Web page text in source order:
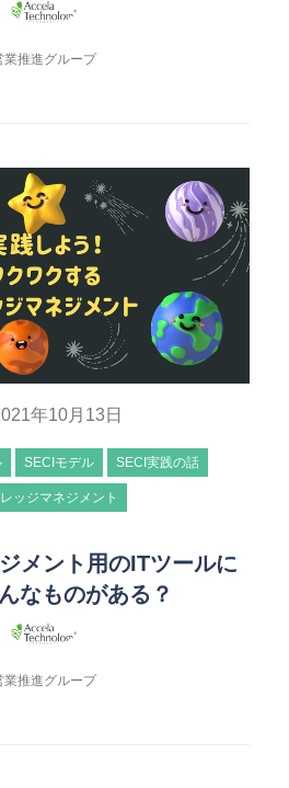
業推進グループ
年10月13日
SECIモデル SECI実践の話
ッジマネジメント
メント用のITツールに
なものがある？
業推進グループ